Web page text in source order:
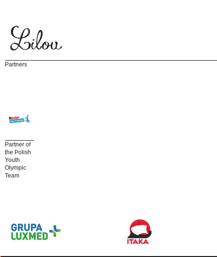
Partners
Partner of
the Polish
Youth
Olympic
Team